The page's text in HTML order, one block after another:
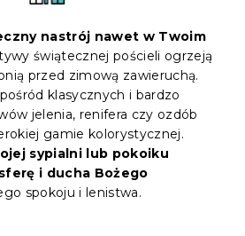
nastrój nawet w Twoim
świątecznej pościeli ogrzeją
przed zimową zawieruchą.
klasycznych i bardzo
jelenia, renifera czy ozdób
gamie kolorystycznej.
sypialni lub pokoiku
i ducha Bożego
spokoju i lenistwa.